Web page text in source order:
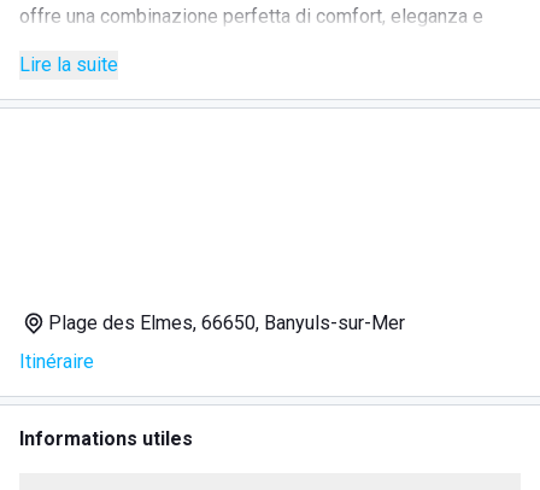
offre una combinazione perfetta di comfort, eleganza e
Les Elmesvanta una piscina all'aperto riscaldata, ideale
Spiaggia privata;
Piscina scoperta;
Spa & Centro benessere;
Lire la suite
Plage des Elmes, 66650, Banyuls-sur-Mer
Itinéraire
Informations utiles